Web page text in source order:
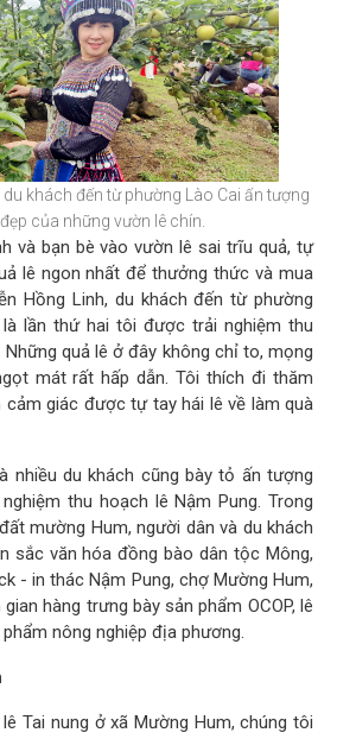
du khách đến từ phường Lào Cai ấn tượng
của những vườn lê chín.
và bạn bè vào vườn lê sai trĩu quả, tự
lê ngon nhất để thưởng thức và mua
Hồng Linh, du khách đến từ phường
lần thứ hai tôi được trải nghiệm thu
Những quả lê ở đây không chỉ to, mọng
mát rất hấp dẫn. Tôi thích đi thăm
giác được tự tay hái lê về làm quà
nhiều du khách cũng bày tỏ ấn tượng
thu hoạch lê Nậm Pung. Trong
mường Hum, người dân và du khách
sắc văn hóa đồng bào dân tộc Mông,
- in thác Nậm Pung, chợ Mường Hum,
hàng trưng bày sản phẩm OCOP, lê
nông nghiệp địa phương.
Tai nung ở xã Mường Hum, chúng tôi